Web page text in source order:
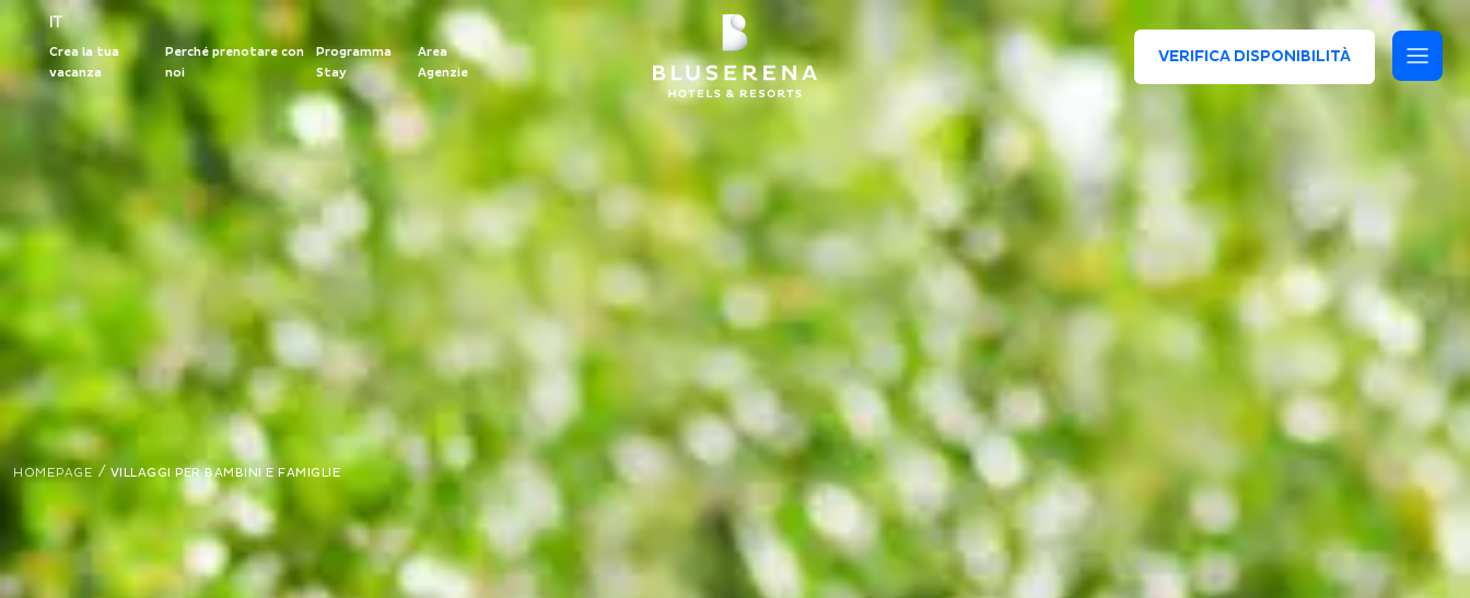
IT
Crea la tua
vacanza
Perché prenotare con
noi
Programma
Stay
Area
Agenzie
VERIFICA DISPONIBILITÀ
HOMEPAGE / VILLAGGI PER BAMBINI E FAMIGLIE